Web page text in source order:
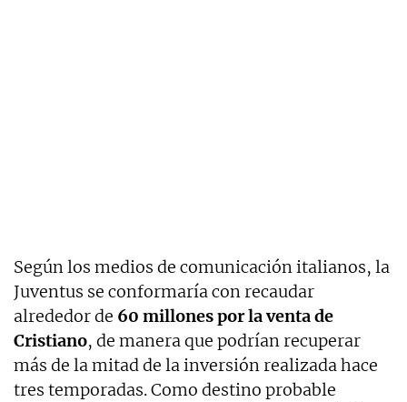
Según los medios de comunicación italianos, la
Juventus se conformaría con recaudar
alrededor de 60 millones por la venta de
Cristiano, de manera que podrían recuperar
más de la mitad de la inversión realizada hace
tres temporadas. Como destino probable